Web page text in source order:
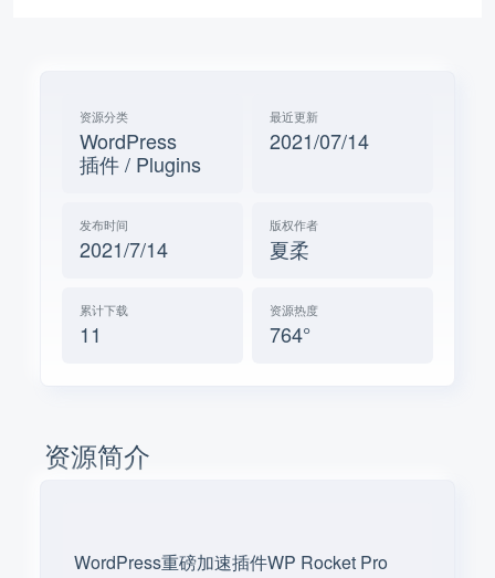
资源分类
WordPress
插件 / Plugins
最近更新
2021/07/14
发布时间
2021/7/14
版权作者
夏柔
累计下载
11
资源热度
764°
资源简介
WordPress重磅加速插件WP Rocket Pro